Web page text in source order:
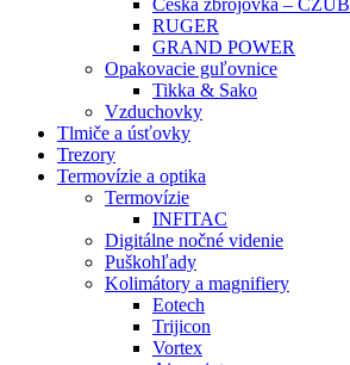
Česká zbrojovka – CZUB
RUGER
GRAND POWER
Opakovacie guľovnice
Tikka & Sako
Vzduchovky
Tlmiče a úsťovky
Trezory
Termovízie a optika
Termovízie
INFITAC
Digitálne nočné videnie
Puškohľady
Kolimátory a magnifiery
Eotech
Trijicon
Vortex